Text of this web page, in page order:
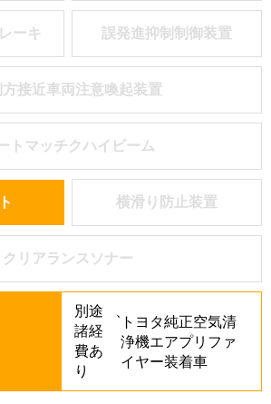
ーキ 誤発進抑制制御装置
方接近車両注意喚起装置
トマッチクハイビーム
横滑り防止装置
クリアランスソナー
別途
諸経
費あ
り
、
トヨタ純正空気清
浄機エアプリファ
イヤー装着車